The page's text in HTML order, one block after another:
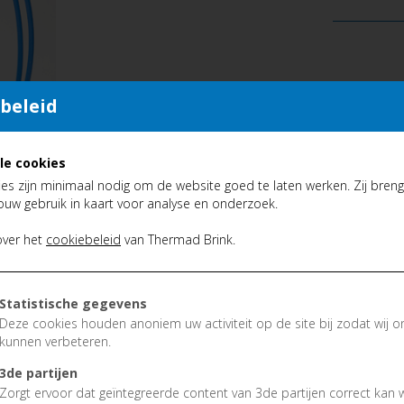
cookies
zijn minimaal nodig om de website goed te laten werken. Zij
gebruik in kaart voor analyse en onderzoek.
het cookiebeleid van Thermad Brink.
Statistische gegevens
Deze cookies houden anoniem uw activiteit op de site bij zodat wij
kunnen verbeteren.
3de partijen
Zorgt ervoor dat geïntegreerde content van 3de partijen correct kan
Kanalen tussen D40-D100 en D100-D400
Bevestiging borstel: Moersleutel maat 17mm
voor moormachines 5mm
Roterende as in twee richtingen
Zeer flexibel = Kan eenvoudige door 5 90°